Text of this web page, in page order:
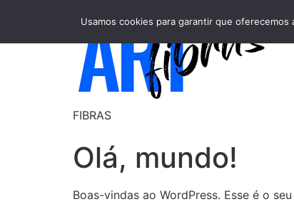
FIBRAS
Olá, mundo!
Boas-vindas ao WordPress. Esse é o
Usamos cookies para garantir que